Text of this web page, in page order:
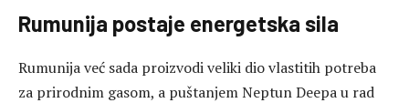
Rumunija postaje energetska sila
Rumunija već sada proizvodi veliki dio vlastitih potreba
za prirodnim gasom, a puštanjem Neptun Deepa u rad